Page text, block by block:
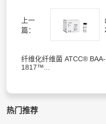
上一
篇：
纤维化纤维菌 ATCC® BAA-
1817™...
热门推荐